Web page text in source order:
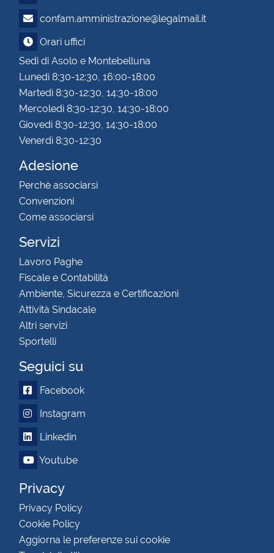
confam.amministrazione@legalmail.it
Orari uffici
Sedi di Asolo e Montebelluna
Lunedì 8:30-12:30, 16:00-18:00
Martedì 8:30-12:30, 14:30-18:00
Mercoledì 8:30-12:30, 14:30-18:00
Giovedì 8:30-12:30, 14:30-18:00
Venerdì 8:30-12:30
Adesione
Perchè associarsi
Convenzioni
Come associarsi
Servizi
Lavoro Paghe
Fiscale e Contabilità
Ambiente, Sicurezza e Certificazioni
Attività Sindacale
Altri servizi
Sportelli
Seguici su
Facebook
Instagram
Linkedin
Youtube
Privacy
Privacy Policy
Cookie Policy
Aggiorna le preferenze sui cookie